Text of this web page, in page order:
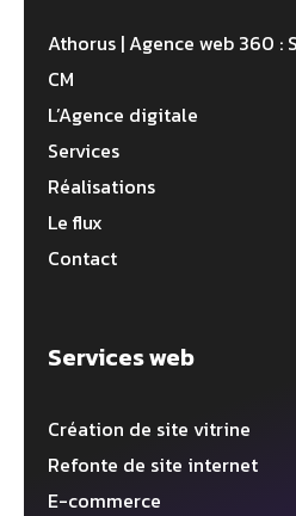
Athorus | Agence web 360 :
CM
L’Agence digitale
Services
Réalisations
Le flux
Contact
Services web
Création de site vitrine
Refonte de site internet
E-commerce